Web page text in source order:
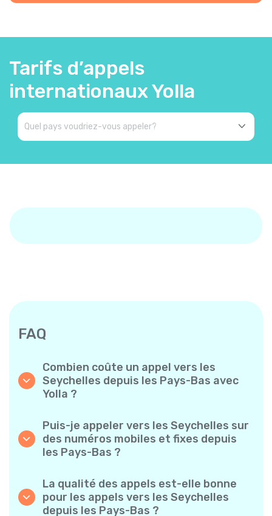
Tarifs d’appels
internationaux Yolla
FAQ
Combien coûte un appel vers les
Seychelles depuis les Pays-Bas avec
Yolla ?
abordables pour les appels vers les Seychelles.
Consultez simplement les tarifs les plus
récents dans l’application — sans frais
cachés, sans mauvaise surprise.
Puis-je appeler vers les Seychelles sur
des numéros mobiles et fixes depuis
les Pays-Bas ?
vers des téléphones mobiles et des lignes
fixes vers les Seychelles en toute simplicité.
La qualité des appels est-elle bonne
pour les appels vers les Seychelles
depuis les Pays-Bas ?